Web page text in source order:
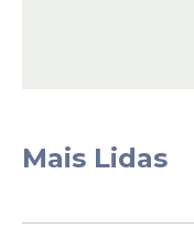
Mais Lidas